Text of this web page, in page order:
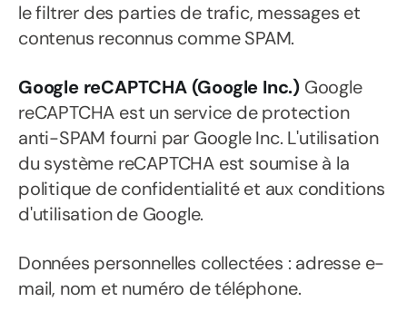
le filtrer des parties de trafic, messages et
contenus reconnus comme SPAM.
Google reCAPTCHA (Google Inc.) Google
reCAPTCHA est un service de protection
anti-SPAM fourni par Google Inc. L'utilisation
du système reCAPTCHA est soumise à la
politique de confidentialité et aux conditions
d'utilisation de Google.
Données personnelles collectées : adresse e-
mail, nom et numéro de téléphone.